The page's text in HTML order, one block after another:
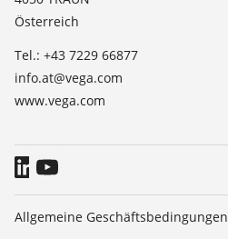
Presse
Blog
Österreich
Tel.: +43 7229 66877
info.at@vega.com
www.vega.com
Allgemeine Geschäftsbedingungen